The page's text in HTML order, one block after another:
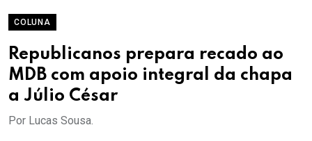
COLUNA
Republicanos prepara recado ao
MDB com apoio integral da chapa
a Júlio César
Por Lucas Sousa.